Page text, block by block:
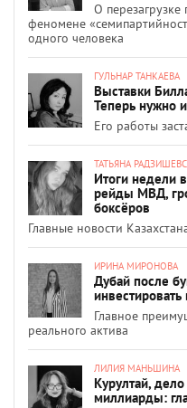
О перезагрузке
феномене
одного человека
ГУЛЬНАР ТАНКАЕВА
Выставки
Теперь нужно
Его работы
ТАТЬЯНА
Итоги недели
рейды МВД,
боксёров
Главные новости
ИРИНА МИРОНОВА
Дубай после
Главное
реального актива
ЛИЛИЯ МАНЬШИНА
Курултай,
миллиарды: